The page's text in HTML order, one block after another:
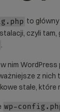
to
czyli
.
w nim
z nich
stałe, które
wp-